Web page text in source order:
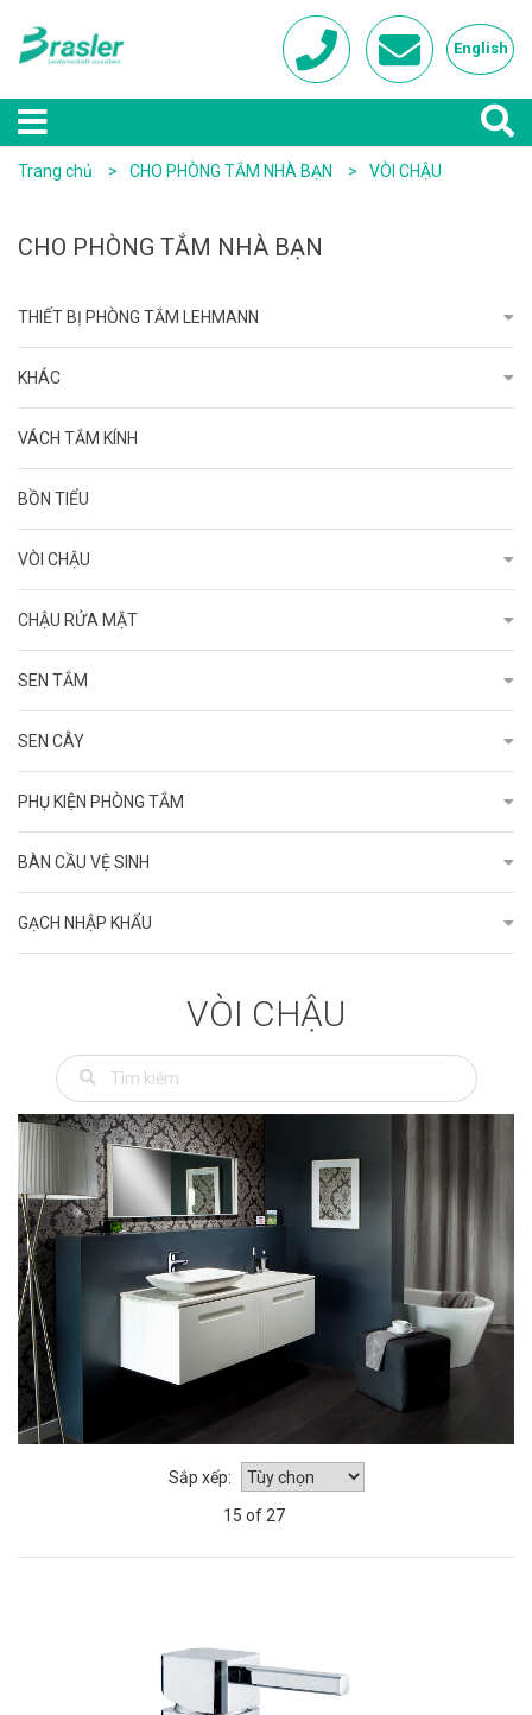
English
Trang chủ CHO PHÒNG TẮM NHÀ BẠN VÒI CHẬU
CHO PHÒNG TẮM NHÀ BẠN
THIẾT BỊ PHÒNG TẮM LEHMANN
KHÁC
VÁCH TẮM KÍNH
BỒN TIỂU
VÒI CHẬU
CHẬU RỬA MẶT
SEN TẮM
SEN CÂY
PHỤ KIỆN PHÒNG TẮM
BÀN CẦU VỆ SINH
GẠCH NHẬP KHẨU
VÒI CHẬU
Sắp xếp:
15 of 27